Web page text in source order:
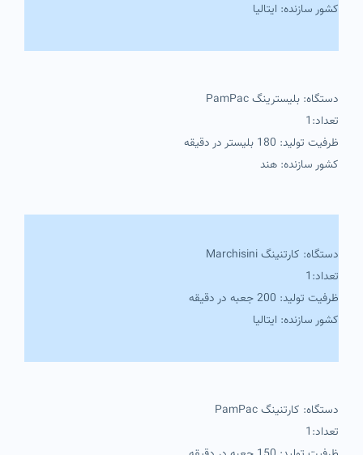
کشور سازنده: ایتالیا
دستگاه: بلیسترینگ PamPac
تعداد:1
ظرفیت تولید: 180 بلیستر در دقیقه
کشور سازنده: هند
دستگاه: کارتنینگ Marchisini
تعداد:1
ظرفیت تولید: 200 جعبه در دقیقه
کشور سازنده: ایتالیا
دستگاه: کارتنینگ PamPac
تعداد:1